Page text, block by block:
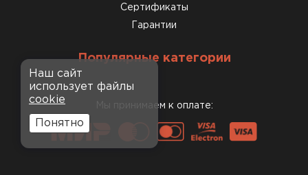
Сертификаты
Гарантии
Популярные категории
Мы принимаем к оплате:
Наш сайт
использует файлы
cookie
Понятно